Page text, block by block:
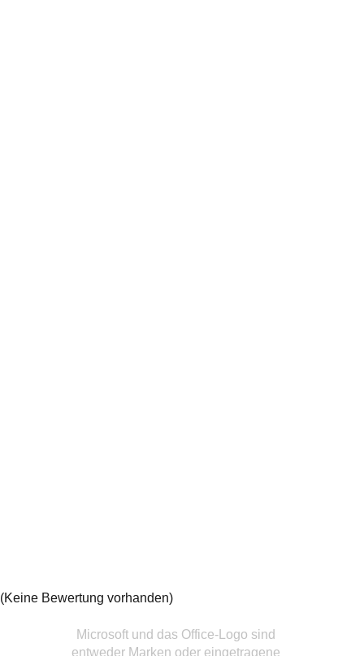
(Keine Bewertung vorhanden)
Microsoft und das Office-Logo sind
entweder Marken oder eingetragene